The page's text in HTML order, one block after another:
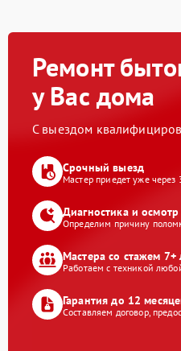
Ремонт
у Вас дома
С выездом
Срочный выезд
Мастер приедет уже через
Диагностика и осмотр
Определим причину
Мастера со стажем 7+
Работаем с техникой
Гарантия до 12
Составляем договор,